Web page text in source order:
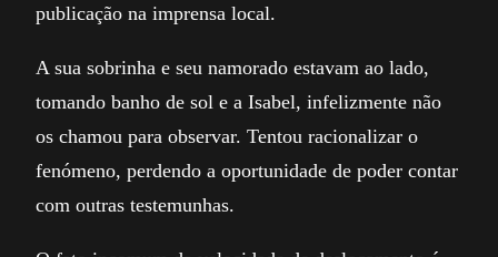
publicação na imprensa local.
A sua sobrinha e seu namorado estavam ao lado,
tomando banho de sol e a Isabel, infelizmente não
os chamou para observar. Tentou racionalizar o
fenómeno, perdendo a oportunidade de poder contar
com outras testemunhas.